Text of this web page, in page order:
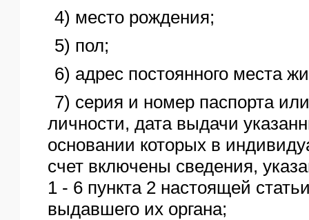
4) место рождения;
5) пол;
6) адрес постоянного места
7) серия и номер паспорта
личности, дата выдачи
основании которых в
счет включены сведения,
1 - 6 пункта 2 настоящей
выдавшего их органа;